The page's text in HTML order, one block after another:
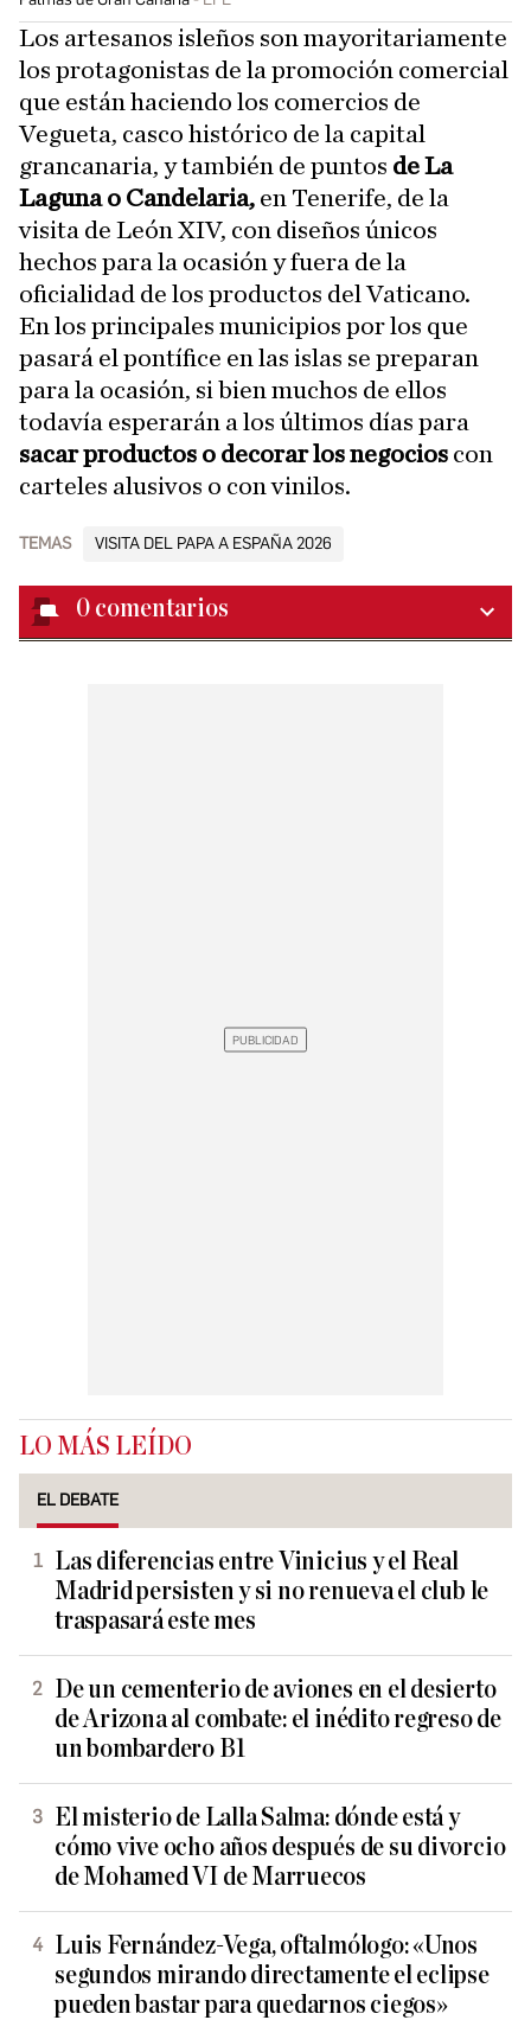
Los artesanos isleños son mayoritariamente
los protagonistas de la promoción comercial
que están haciendo los comercios de
Vegueta, casco histórico de la capital
grancanaria, y también de puntos de La
Laguna o Candelaria, en Tenerife, de la
visita de León XIV, con diseños únicos
hechos para la ocasión y fuera de la
oficialidad de los productos del Vaticano.
En los principales municipios por los que
pasará el pontífice en las islas se preparan
para la ocasión, si bien muchos de ellos
todavía esperarán a los últimos días para
sacar productos o decorar los negocios con
carteles alusivos o con vinilos.
TEMAS VISITA DEL PAPA A ESPAÑA 2026
0 comentarios
LO MÁS LEÍDO
EL DEBATE
Las diferencias entre Vinicius y el Real
Madrid persisten y si no renueva el club le
traspasará este mes
De un cementerio de aviones en el desierto
de Arizona al combate: el inédito regreso de
un bombardero B1
El misterio de Lalla Salma: dónde está y
cómo vive ocho años después de su divorcio
de Mohamed VI de Marruecos
Luis Fernández-Vega, oftalmólogo: «Unos
segundos mirando directamente el eclipse
pueden bastar para quedarnos ciegos»